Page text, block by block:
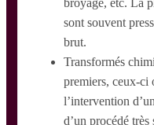
sont souvent
brut.
Transformés
premiers, ceux-ci
l’intervention
d’un procédé